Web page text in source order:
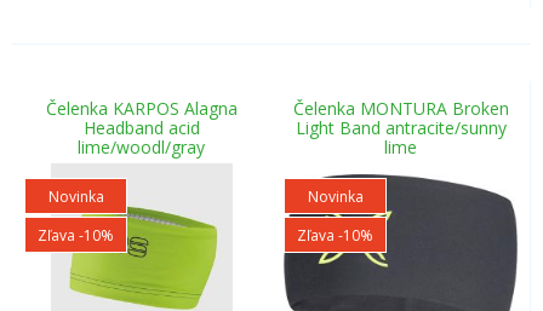
Čelenka KARPOS Alagna
Headband acid
lime/woodl/gray
Novinka
Zľava -10%
Čelenka MONTURA Broken
Light Band antracite/sunny
lime
Novinka
Zľava -10%